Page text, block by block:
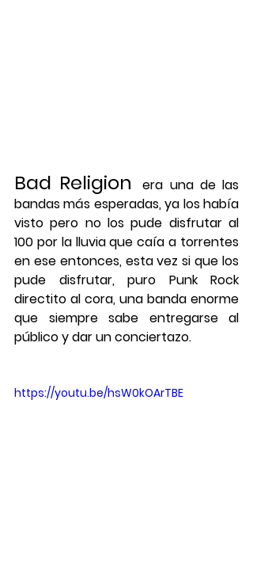
Bad Religion
era una de las
bandas más esperadas, ya los había
visto pero no los pude disfrutar al
100 por la lluvia que caía a torrentes
en ese entonces, esta vez si que los
pude disfrutar, puro Punk Rock
directito al cora, una banda enorme
que siempre sabe entregarse al
público y dar un conciertazo.
https://youtu.be/hsW0kOArTBE